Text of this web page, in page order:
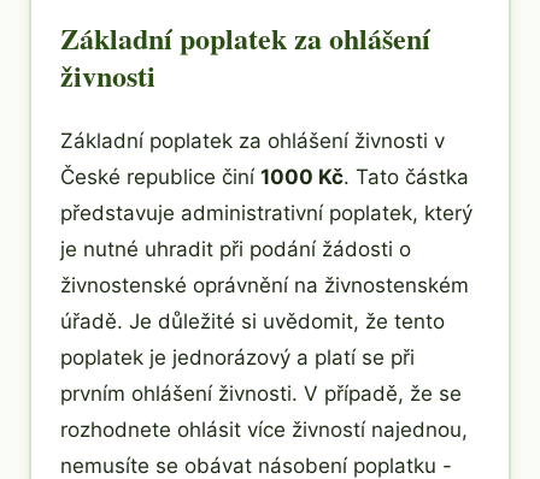
Základní poplatek za ohlášení
živnosti
Základní poplatek za ohlášení živnosti v
České republice činí 1000 Kč. Tato částka
představuje administrativní poplatek, který
je nutné uhradit při podání žádosti o
živnostenské oprávnění na živnostenském
úřadě. Je důležité si uvědomit, že tento
poplatek je jednorázový a platí se při
prvním ohlášení živnosti. V případě, že se
rozhodnete ohlásit více živností najednou,
nemusíte se obávat násobení poplatku -